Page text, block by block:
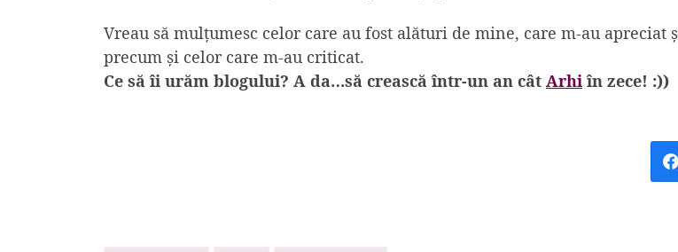
Vreau să mulțumesc celor care au fost alături de mine, care m-au apreciat
precum și celor care m-au criticat.
Ce să îi urăm blogului? A da…să crească într-un an cât Arhi în zece! :))